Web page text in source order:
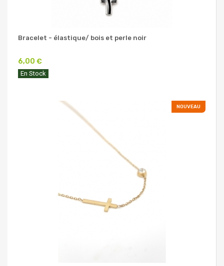
Bracelet - élastique/ bois et perle noir
6,00 €
En Stock
NOUVEAU